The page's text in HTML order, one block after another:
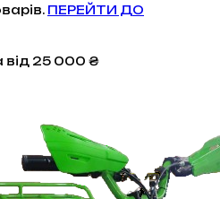
ПЕРЕЙТИ ДО
від 25 000 ₴